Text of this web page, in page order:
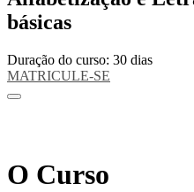
básicas
Duração do curso: 30 dias
MATRICULE-SE
O Curso